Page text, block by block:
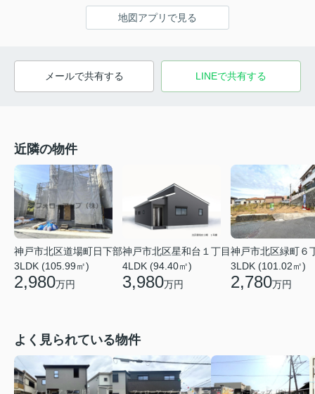
地図アプリで見る
メールで共有する LINEで共有する
近隣の物件
神戸市北区道場町日下部
3LDK (105.99㎡)
2,980万円
神戸市北区星和台１丁目
4LDK (94.40㎡)
3,980万円
神戸市北区緑町６
3LDK (101.02㎡)
2,780万円
よく見られている物件